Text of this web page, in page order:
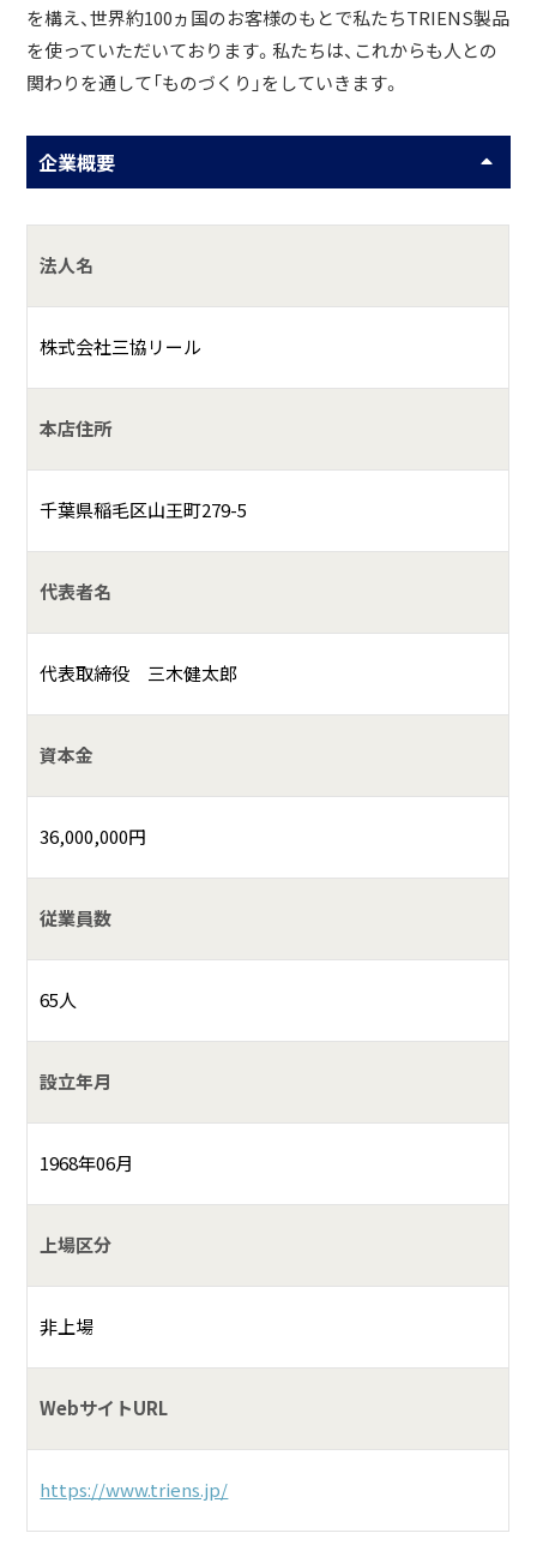
を構え、世界約100ヵ国のお客様のもとで私たちTRIENS製品
を使っていただいております。私たちは、これからも人との
関わりを通して「ものづくり」をしていきます。
企業概要
法人名
株式会社三協リール
本店住所
千葉県稲毛区山王町279-5
代表者名
代表取締役 三木健太郎
資本金
36,000,000円
従業員数
65人
設立年月
1968年06月
上場区分
非上場
WebサイトURL
https://www.triens.jp/